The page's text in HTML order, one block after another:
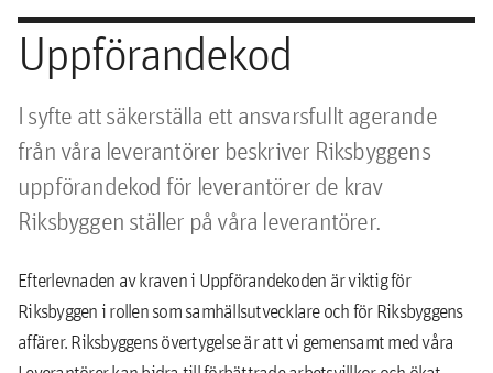
Uppförandekod
I syfte att säkerställa ett ansvarsfullt agerande
från våra leverantörer beskriver Riksbyggens
uppförandekod för leverantörer de krav
Riksbyggen ställer på våra leverantörer.
Efterlevnaden av kraven i Uppförandekoden är viktig för
Riksbyggen i rollen som samhällsutvecklare och för Riksbyggens
affärer. Riksbyggens övertygelse är att vi gemensamt med våra